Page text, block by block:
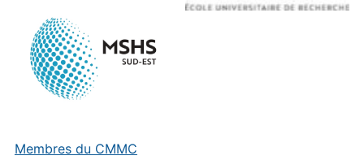
Membres du CMMC